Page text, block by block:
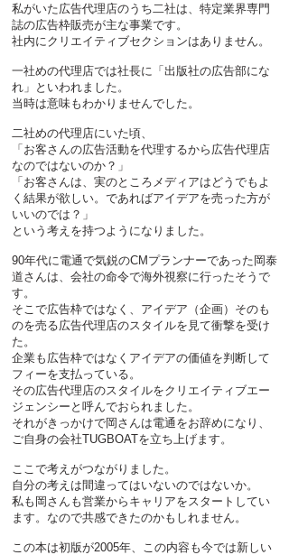
私がいた広告代理店のうち二社は、特定業界専門
誌の広告枠販売が主な事業です。
​社内にクリエイティブセクションはありません。
​一社めの代理店では社長に「出版社の広告部にな
れ」といわれました。
当時は意味もわかりませんでした。
二社めの代理店にいた頃、
「お客さんの広告活動を代理するから広告代理店
なのではないのか？」
「お客さんは、実のところメディアはどうでもよ
く結果が欲しい。であればアイデアを売った方が
いいのでは？」
​という考えを持つようになりました。
90年代に電通で気鋭のCMプランナーであった岡泰
道さんは、会社の命令で海外視察に行ったそうで
す。
そこで広告枠ではなく、アイデア（企画）そのも
のを売る広告代理店のスタイルを見て衝撃を受け
た。
​企業も広告枠ではなくアイデアの価値を判断して
フィーを支払っている。
その広告代理店のスタイルをクリエイティブエー
ジェンシーと呼んでおられました。
それがきっかけで岡さんは電通をお辞めになり、
ご自身の会社TUGBOATを立ち上げます。
​ここで考えがつながりました。
自分の考えは間違ってはいないのではないか。
私も岡さんも営業からキャリアをスタートしてい
ます。 なので共感できたのかもしれません。
この本は初版が2005年、この内容も今では新しい